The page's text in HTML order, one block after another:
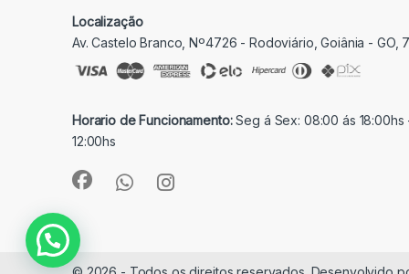
Localização
Av. Castelo Branco, Nº4726 - Rodoviário, Goiânia - GO,
Horario de Funcionamento:Seg á Sex: 08:00 ás 18:00hs
12:00hs